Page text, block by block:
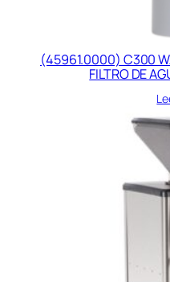
(45961.0000) C300
FILTRO DE